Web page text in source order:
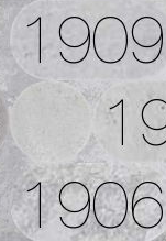
1909
1906